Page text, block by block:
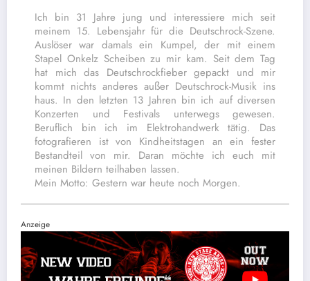
Ich bin 31 Jahre jung und interessiere mich seit
meinem 15. Lebensjahr für die Deutschrock-Szene.
Auslöser war damals ein Kumpel, der mit einem
Stapel Onkelz Scheiben zu mir kam. Seit dem Tag
hat mich das Deutschrockfieber gepackt und mir
kommt nichts anderes außer Deutschrock-Musik ins
haus. In den letzten 13 Jahren bin ich auf diversen
Konzerten und Festivals unterwegs gewesen.
Beruflich bin ich im Elektrohandwerk tätig. Das
fotografieren ist von Kindheitstagen an ein fester
Bestandteil von mir. Daran möchte ich euch mit
meinen Bildern teilhaben lassen.
Mein Motto: Gestern war heute noch Morgen.
Anzeige